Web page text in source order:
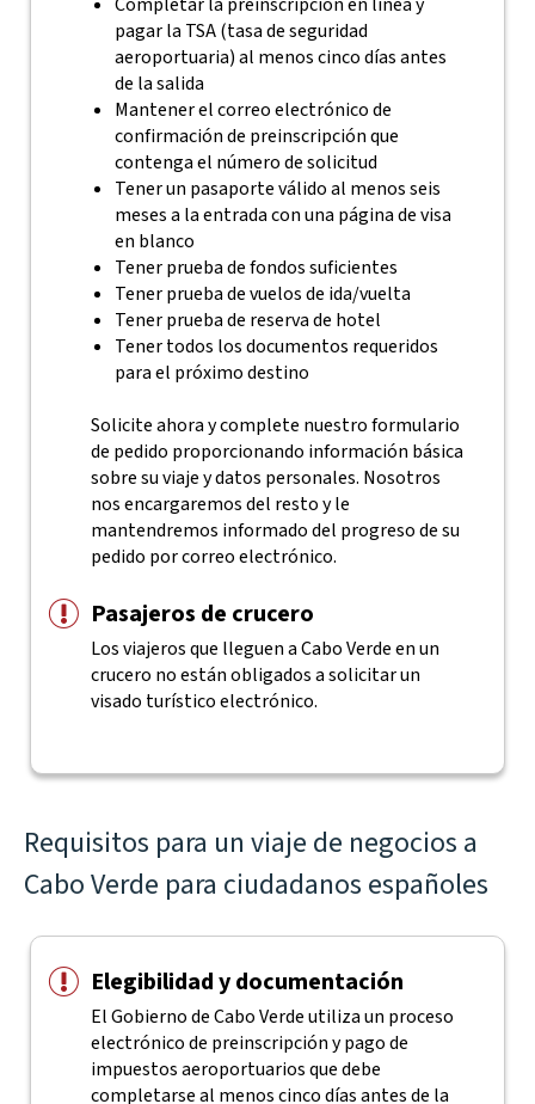
pagar la TSA (tasa de seguridad
aeroportuaria) al menos cinco días antes
de la salida
Mantener el correo electrónico de
confirmación de preinscripción que
contenga el número de solicitud
Tener un pasaporte válido al menos seis
meses a la entrada con una página de visa
en blanco
Tener prueba de fondos suficientes
Tener prueba de vuelos de ida/vuelta
Tener prueba de reserva de hotel
Tener todos los documentos requeridos
para el próximo destino
Solicite ahora y complete nuestro formulario
de pedido proporcionando información básica
sobre su viaje y datos personales. Nosotros
nos encargaremos del resto y le
mantendremos informado del progreso de su
pedido por correo electrónico.
Pasajeros de crucero
Los viajeros que lleguen a Cabo Verde en un
crucero no están obligados a solicitar un
visado turístico electrónico.
Requisitos para un viaje de negocios a
Cabo Verde para ciudadanos españoles
Elegibilidad y documentación
El Gobierno de Cabo Verde utiliza un proceso
electrónico de preinscripción y pago de
impuestos aeroportuarios que debe
completarse al menos cinco días antes de la